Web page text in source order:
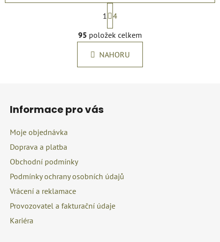
O
v
l
á
d
ý
i
s
S
t
r
á
n
k
1
4
95 položek celkem
NAHORU
Informace pro vás
Moje objednávka
Doprava a platba
Obchodní podmínky
Podmínky ochrany osobních údajů
Vrácení a reklamace
Provozovatel a fakturační údaje
Kariéra